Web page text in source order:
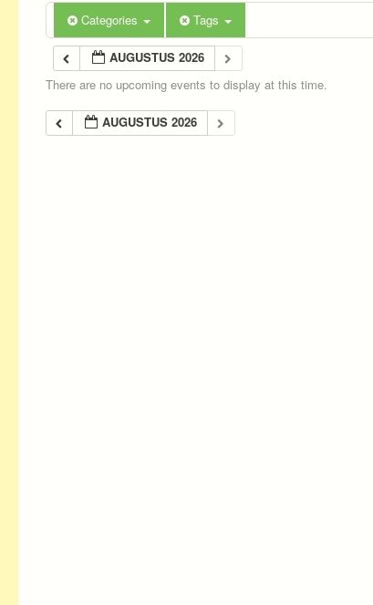
Categories Tags
AUGUSTUS 2026
There are no upcoming events to display at this time.
AUGUSTUS 2026